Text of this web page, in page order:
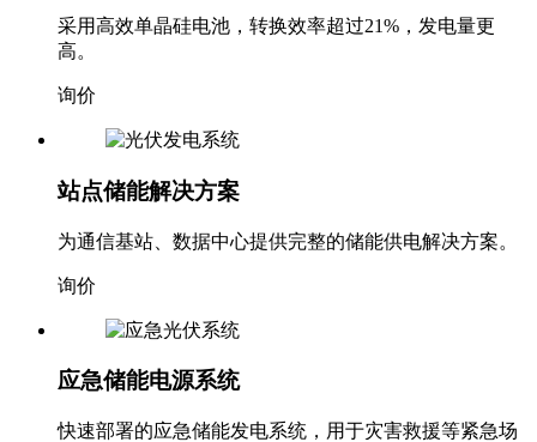
采用高效单晶硅电池，转换效率超过21%，发电量更
高。
询价
站点储能解决方案
为通信基站、数据中心提供完整的储能供电解决方案。
询价
应急储能电源系统
快速部署的应急储能发电系统，用于灾害救援等紧急场